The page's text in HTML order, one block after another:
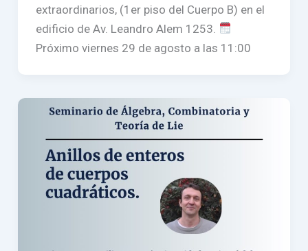
extraordinarios, (1er piso del Cuerpo B) en el
edificio de Av. Leandro Alem 1253.
Próximo viernes 29 de agosto a las 11:00